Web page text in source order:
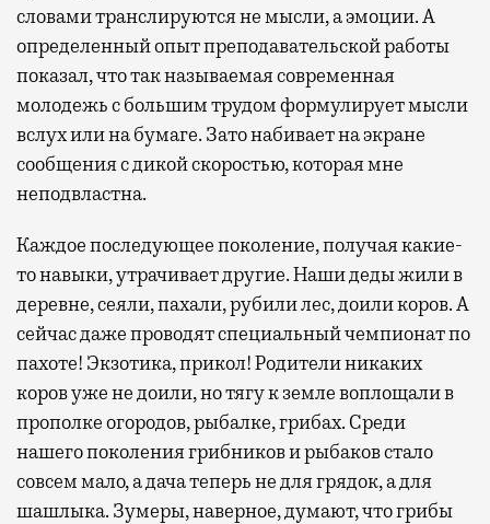
словами транслируются не мысли, а эмоции. А
определенный опыт преподавательской работы
показал, что так называемая современная
молодежь с большим трудом формулирует мысли
вслух или на бумаге. Зато набивает на экране
сообщения с дикой скоростью, которая мне
неподвластна.
Каждое последующее поколение, получая какие-
то навыки, утрачивает другие. Наши деды жили в
деревне, сеяли, пахали, рубили лес, доили коров. А
сейчас даже проводят специальный чемпионат по
пахоте! Экзотика, прикол! Родители никаких
коров уже не доили, но тягу к земле воплощали в
прополке огородов, рыбалке, грибах. Среди
нашего поколения грибников и рыбаков стало
совсем мало, а дача теперь не для грядок, а для
шашлыка. Зумеры, наверное, думают, что грибы